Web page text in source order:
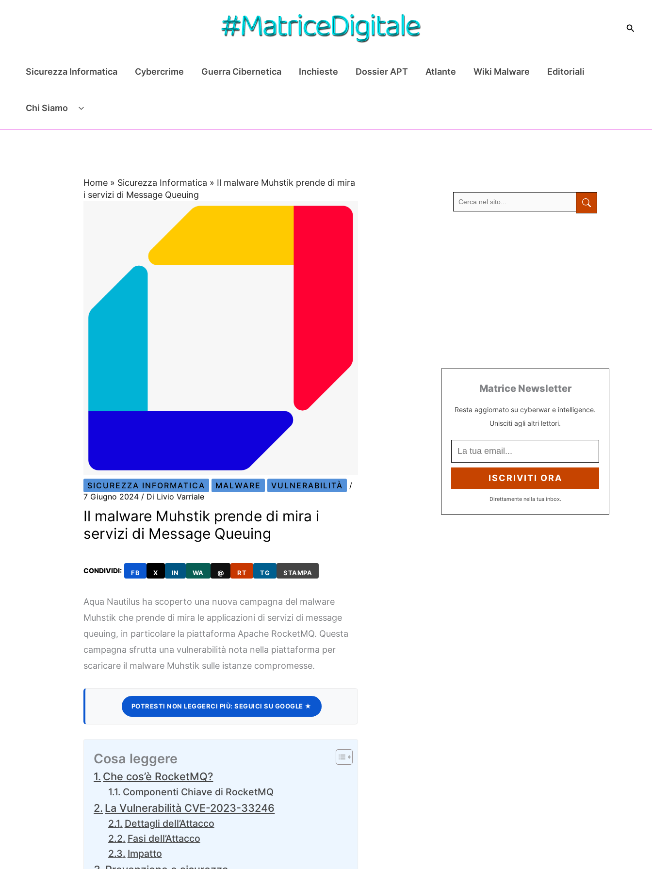
Cerca
Sicurezza Informatica Cybercrime Guerra Cibernetica Inchieste Dossier APT Atlante Wiki Malware Editoriali
Chi Siamo
Home » Sicurezza Informatica » Il malware Muhstik prende di mira
i servizi di Message Queuing
SICUREZZA INFORMATICA MALWARE VULNERABILITÀ
/
7 Giugno 2024 / Di Livio Varriale
Il malware Muhstik prende di mira i
servizi di Message Queuing
CONDIVIDI: FB X IN WA @ RT TG STAMPA
Aqua Nautilus ha scoperto una nuova campagna del malware
Muhstik che prende di mira le applicazioni di servizi di message
queuing, in particolare la piattaforma Apache RocketMQ. Questa
campagna sfrutta una vulnerabilità nota nella piattaforma per
scaricare il malware Muhstik sulle istanze compromesse.
POTRESTI NON LEGGERCI PIÙ: SEGUICI SU GOOGLE ★
Cosa leggere
Che cos’è RocketMQ?
Componenti Chiave di RocketMQ
La Vulnerabilità CVE-2023-33246
Dettagli dell’Attacco
Fasi dell’Attacco
Impatto
Matrice Newsletter
Resta aggiornato su cyberwar e intelligence.
Unisciti agli altri lettori.
ISCRIVITI ORA
Direttamente nella tua inbox.